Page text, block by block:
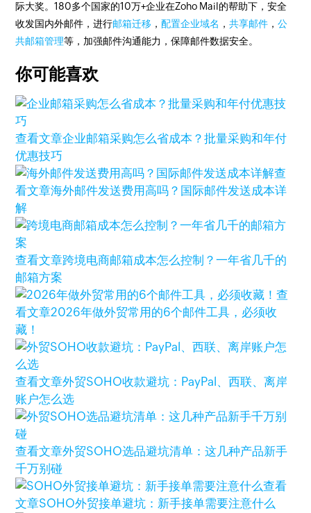
际大奖。180多个国家的10万+企业在Zoho Mail的帮助下，安全
收发国内外邮件，进行邮箱迁移 ，配置企业域名 ，共享邮件 ，公
共邮箱管理等，加强邮件沟通能力，保障邮件数据安全。
你可能喜欢
查看文章企业邮箱采购怎么省成本？批量采购和年付
优惠技巧
查
看文章海外邮件发送费用高吗？国际邮件发送成本详
解
查看文章跨境电商邮箱成本怎么控制？一年省几千的
邮箱方案
查
看文章2026年做外贸常用的6个邮件工具，必须收
藏！
查看文章外贸SOHO收款避坑：PayPal、西联、离岸
账户怎么选
查看文章外贸SOHO选品避坑清单：这几种产品新手
千万别碰
查看
文章SOHO外贸接单避坑：新手接单需要注意什么